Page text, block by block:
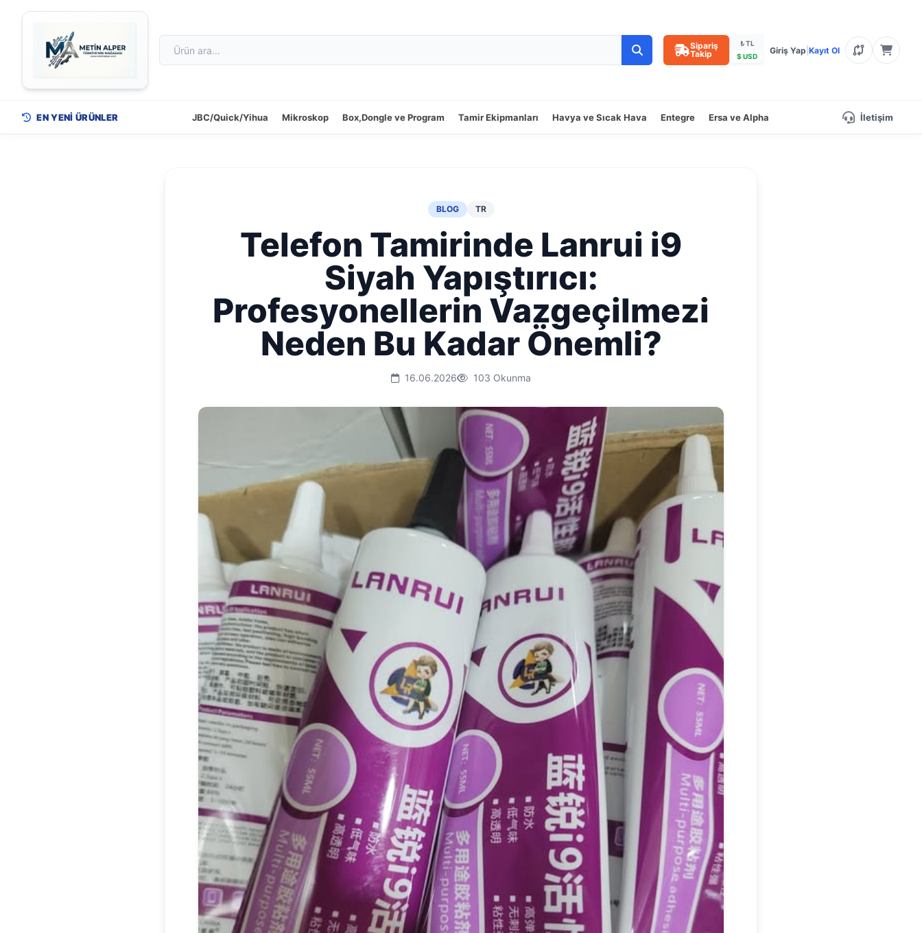
Sipariş
Takip
₺ TL
$ USD
Giriş Yap Kayıt Ol
EN YENİ ÜRÜNLER JBC/Quick/Yihua Mikroskop Box,Dongle ve Program Tamir Ekipmanları Havya ve Sıcak Hava Entegre Ersa ve Alpha İletişim
BLOG TR
Telefon Tamirinde Lanrui i9
Siyah Yapıştırıcı:
Profesyonellerin Vazgeçilmezi
Neden Bu Kadar Önemli?
16.06.2026 103 Okunma